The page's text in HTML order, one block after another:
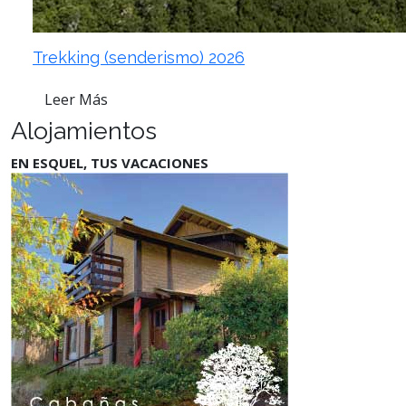
Trekking (senderismo) 2026
Leer Más
Alojamientos
EN ESQUEL, TUS VACACIONES